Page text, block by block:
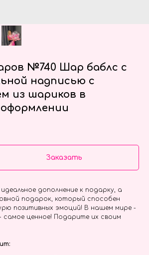
№740 Шар баблс с
надписью с
из шариков в
Заказать
дополнение к подарку, а
подарок, который способен
позитивных эмоций! В нашем мире -
самое ценное! Подарите их своим